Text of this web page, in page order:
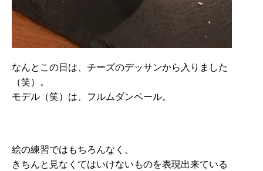
なんとこの日は、チーズのデッサンから入りました
（笑）。
モデル（笑）は、フルムダンベール。
絵の練習ではもちろんなく、
きちんと見なくてはいけないものを表現出来ている